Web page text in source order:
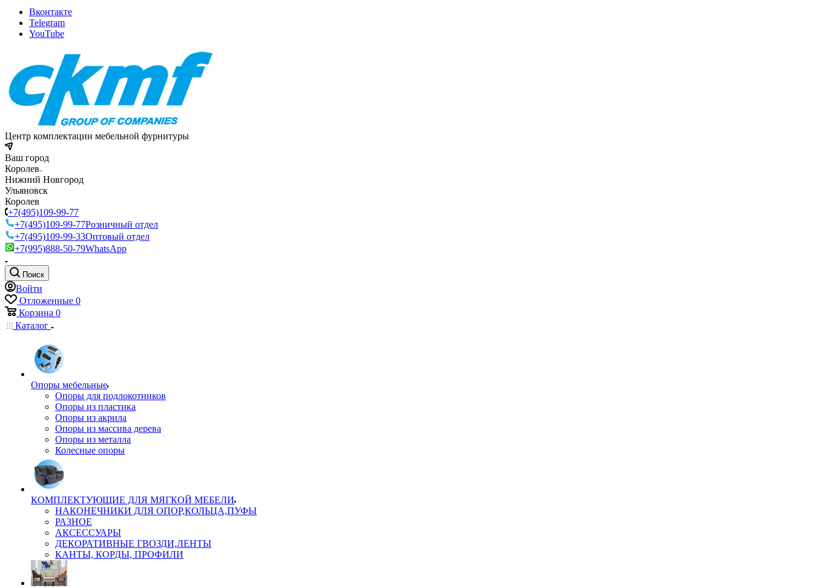
Вконтакте
Telegram
YouTube
Центр комплектации мебельной фурнитуры
Ваш город
Королев
Нижний Новгород
Ульяновск
Королев
+7(495)109-99-77
+7(495)109-99-77Розничный отдел
+7(495)109-99-33Оптовый отдел
+7(995)888-50-79WhatsApp
Поиск
Войти
Отложенные 0
Корзина 0
Каталог
Опоры мебельные
Опоры для подлокотников
Опоры из пластика
Опоры из акрила
Опоры из массива дерева
Опоры из металла
Колесные опоры
КОМПЛЕКТУЮЩИЕ ДЛЯ МЯГКОЙ МЕБЕЛИ
НАКОНЕЧНИКИ ДЛЯ ОПОР,КОЛЬЦА,ПУФЫ
РАЗНОЕ
АКСЕССУАРЫ
ДЕКОРАТИВНЫЕ ГВОЗДИ,ЛЕНТЫ
КАНТЫ, КОРДЫ, ПРОФИЛИ